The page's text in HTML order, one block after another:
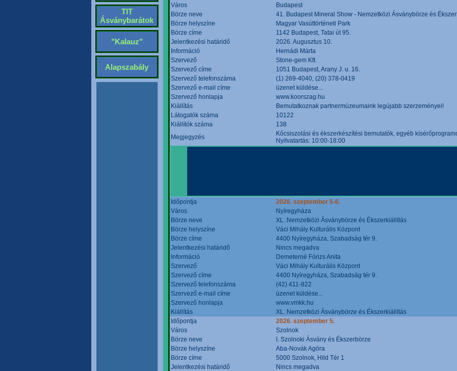
TIT
Ásványbarátok
"Kalauz"
Alapszabály
Város
Budapest
Börze neve
41. Budapest Mineral Show - Nemzetközi Ásványbörze és
Börze helyszíne
Magyar Vasúttörténeti Park
Börze címe
1142 Budapest, Tatai út 95.
Jelentkezési határidő
2026. Augusztus 10.
Információ
Hernádi Márta
Szervező
Stone-gem Kft.
Szervező címe
1051 Budapest, Arany J. u. 16.
Szervező telefonszáma
(1) 269-4040, (20) 378-0419
Szervező e-mail címe
üzenet küldése...
Szervező honlapja
www.koorszag.hu
Kiállítás
Bemutatkoznak partnermúzeumaink legújabb szerzeményei!
Látogatók száma
10122
Kiállítók száma
138
Megjegyzés
Kőcsiszolási és ékszerkészítési bemutatók, egyéb
Nyitvatartás: 10:00-18:00
Időpontja
2026. szeptember 5-6.
Város
Nyíregyháza
Börze neve
XL. Nemzetközi Ásványbörze és Ékszerkiállítás
Börze helyszíne
Váci Mihály Kulturális Központ
Börze címe
4400 Nyíregyháza, Szabadság tér 9.
Jelentkezési határidő
Nincs megadva
Információ
Demeterné Fórizs Anita
Szervező
Váci Mihály Kulturális Központ
Szervező címe
4400 Nyíregyháza, Szabadság tér 9.
Szervező telefonszáma
(42) 411-822
Szervező e-mail címe
üzenet küldése...
Szervező honlapja
www.vmkk.hu
Kiállítás
XL. Nemzetközi Ásványbörze és Ékszerkiállítás
Időpontja
2026. szeptember 5.
Város
Szolnok
Börze neve
I. Szolnoki Ásvány és Ékszerbörze
Börze helyszíne
Aba-Novák Agóra
Börze címe
5000 Szolnok, Hild Tér 1
Jelentkezési határidő
Nincs megadva